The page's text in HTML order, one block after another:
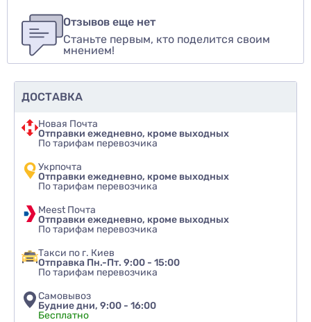
авторизуйтесь иливойдите
Оценить товар
Отзывов еще нет
Станьте первым, кто поделится своим
мнением!
ДОСТАВКА
Новая Почта
Отправки ежедневно, кроме выходных
По тарифам перевозчика
Укрпочта
Отправки ежедневно, кроме выходных
По тарифам перевозчика
Meest Почта
Отправки ежедневно, кроме выходных
По тарифам перевозчика
Такси по г. Киев
Отправка Пн.-Пт. 9:00 - 15:00
По тарифам перевозчика
Самовывоз
Будние дни, 9:00 - 16:00
Бесплатно